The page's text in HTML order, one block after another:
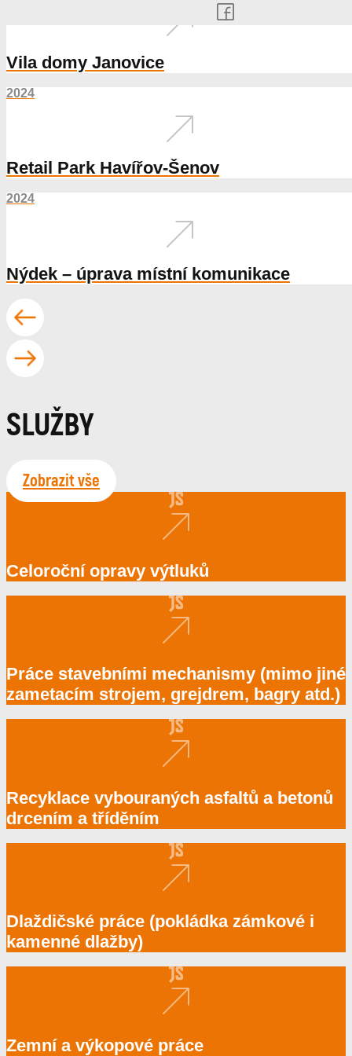
Vila domy Janovice
2024
Retail Park Havířov-Šenov
2024
Nýdek – úprava místní komunikace
SLUŽBY
Zobrazit vše
Celoroční opravy výtluků
Práce stavebními mechanismy (mimo jiné
zametacím strojem, grejdrem, bagry atd.)
Recyklace vybouraných asfaltů a betonů
drcením a tříděním
Dlaždičské práce (pokládka zámkové i
kamenné dlažby)
Zemní a výkopové práce